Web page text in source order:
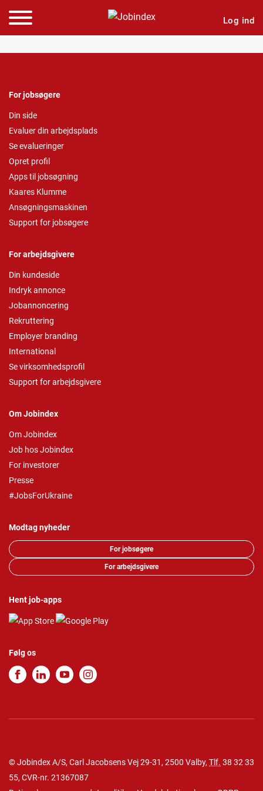
Log ind
For jobsøgere
Din side
Evaluer din arbejdsplads
Se evalueringer
Opret profil
Apps til jobsøgning
Kaares Klumme
Ansøgningsmaskinen
Support for jobsøgere
For arbejdsgivere
Din kundeside
Indryk annonce
Jobannoncering
Rekruttering
Employer branding
International
Se virksomhedsprofil
Support for arbejdsgivere
Om Jobindex
Om Jobindex
Job hos Jobindex
For investorer
Presse
#JobsForUkraine
Modtag nyheder
For jobsøgere
For arbejdsgivere
Hent job-apps
Følg os
© Jobindex A/S, Carl Jacobsens Vej 29-31, 2500 Valby, Tlf. 38 32 33
55, CVR-nr. 21367087